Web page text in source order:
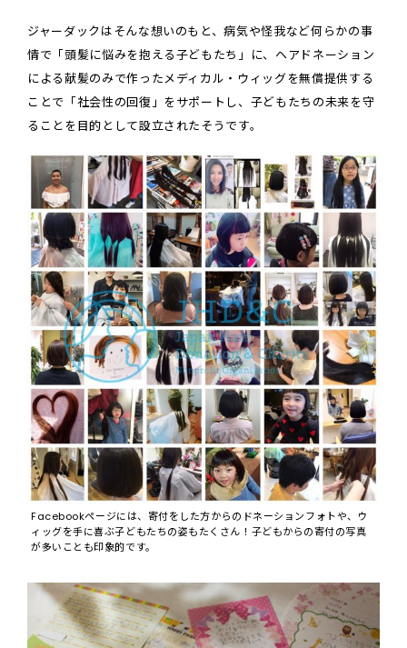
ジャーダックはそんな想いのもと、病気や怪我など何らかの事
情で「頭髪に悩みを抱える子どもたち」に、ヘアドネーション
による献髪のみで作ったメディカル・ウィッグを無償提供する
ことで「社会性の回復」をサポートし、子どもたちの未来を守
ることを目的として設立されたそうです。
Facebookページには、寄付をした方からのドネーションフォトや、ウ
ィッグを手に喜ぶ子どもたちの姿もたくさん！子どもからの寄付の写真
が多いことも印象的です。